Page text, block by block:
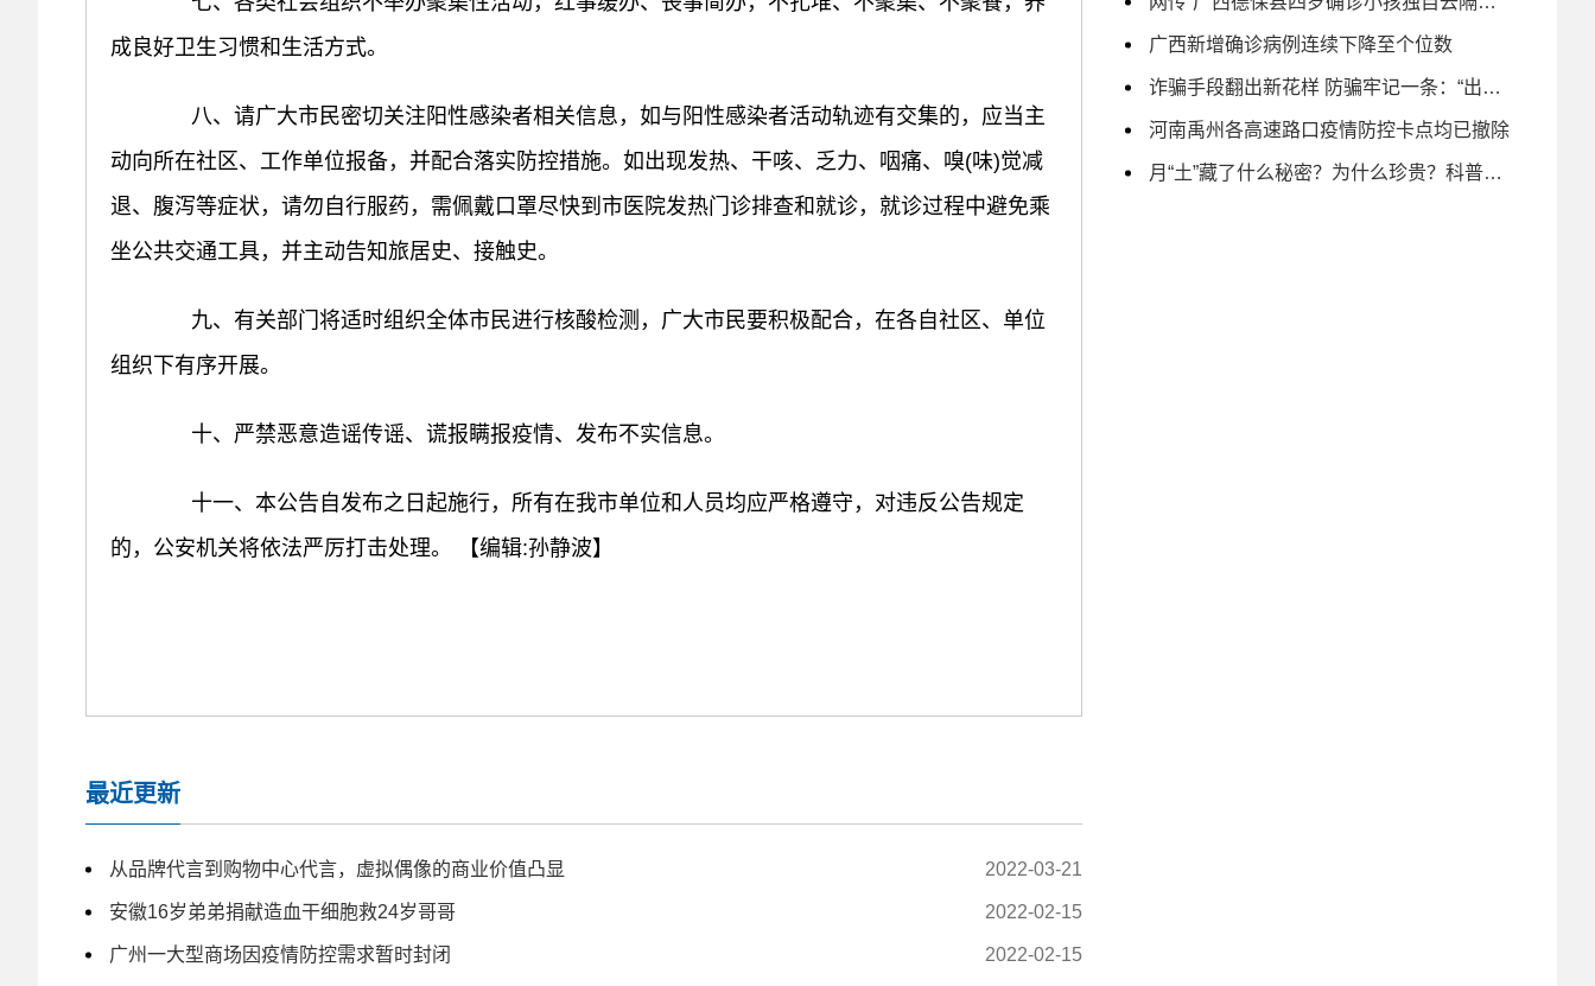
成良好卫生习惯和生活方式。
八、请广大市民密切关注阳性感染者相关信息，如与阳性感染者活动轨迹有交集的，应当主
动向所在社区、工作单位报备，并配合落实防控措施。如出现发热、干咳、乏力、咽痛、嗅(味)觉减
退、腹泻等症状，请勿自行服药，需佩戴口罩尽快到市医院发热门诊排查和就诊，就诊过程中避免乘
坐公共交通工具，并主动告知旅居史、接触史。
九、有关部门将适时组织全体市民进行核酸检测，广大市民要积极配合，在各自社区、单位
组织下有序开展。
十、严禁恶意造谣传谣、谎报瞒报疫情、发布不实信息。
十一、本公告自发布之日起施行，所有在我市单位和人员均应严格遵守，对违反公告规定
的，公安机关将依法严厉打击处理。
【编辑:孙静波】
最近更新
从品牌代言到购物中心代言，虚拟偶像的商业价值凸显 2022-03-21
安徽16岁弟弟捐献造血干细胞救24岁哥哥 2022-02-15
广州一大型商场因疫情防控需求暂时封闭 2022-02-15
广西新增确诊病例连续下降至个位数
诈骗手段翻出新花样 防骗牢记一条：“出钱免谈”
河南禹州各高速路口疫情防控卡点均已撤除
月“土”藏了什么秘密？为什么珍贵？科普专家这样说